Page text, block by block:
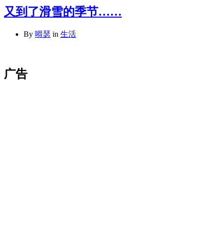
又到了滑雪的季节……
By 嘚瑟 in 生活
广告